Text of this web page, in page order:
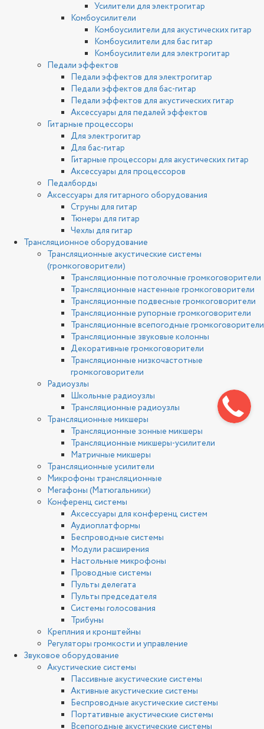
Усилители для электрогитар
Комбоусилители
Комбоусилители для акустических гитар
Комбоусилители для бас гитар
Комбоусилители для электрогитар
Педали эффектов
Педали эффектов для электрогитар
Педали эффектов для бас-гитар
Педали эффектов для акустических гитар
Аксессуары для педалей эффектов
Гитарные процессоры
Для электрогитар
Для бас-гитар
Гитарные процессоры для акустических гитар
Аксессуары для процессоров
Педалборды
Аксессуары для гитарного оборудования
Струны для гитар
Тюнеры для гитар
Чехлы для гитар
Трансляционное оборудование
Трансляционные акустические системы
(громкоговорители)
Трансляционные потолочные громкоговорители
Трансляционные настенные громкоговорители
Трансляционные подвесные громкоговорители
Трансляционные рупорные громкоговорители
Трансляционные всепогодные громкоговорители
Трансляционные звуковые колонны
Декоративные громкоговорители
Трансляционные низкочастотные
громкоговорители
Радиоузлы
Школьные радиоузлы
Трансляционные радиоузлы
Трансляционные микшеры
Трансляционные зонные микшеры
Трансляционные микшеры-усилители
Матричные микшеры
Трансляционные усилители
Микрофоны трансляционные
Мегафоны (Матюгальники)
Конференц системы
Аксессуары для конференц систем
Аудиоплатформы
Беспроводные системы
Модули расширения
Настольные микрофоны
Проводные системы
Пульты делегата
Пульты председателя
Системы голосования
Трибуны
Креплния и кронштейны
Регуляторы громкости и управление
Звуковое оборудование
Акустические системы
Пассивные акустические системы
Активные акустические системы
Беспроводные акустические системы
Портативные акустические системы
Всепогодные акустические системы